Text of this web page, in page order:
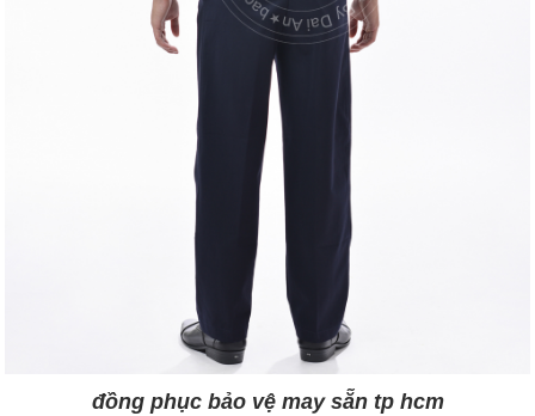
đồng phục bảo vệ may sẵn tp hcm